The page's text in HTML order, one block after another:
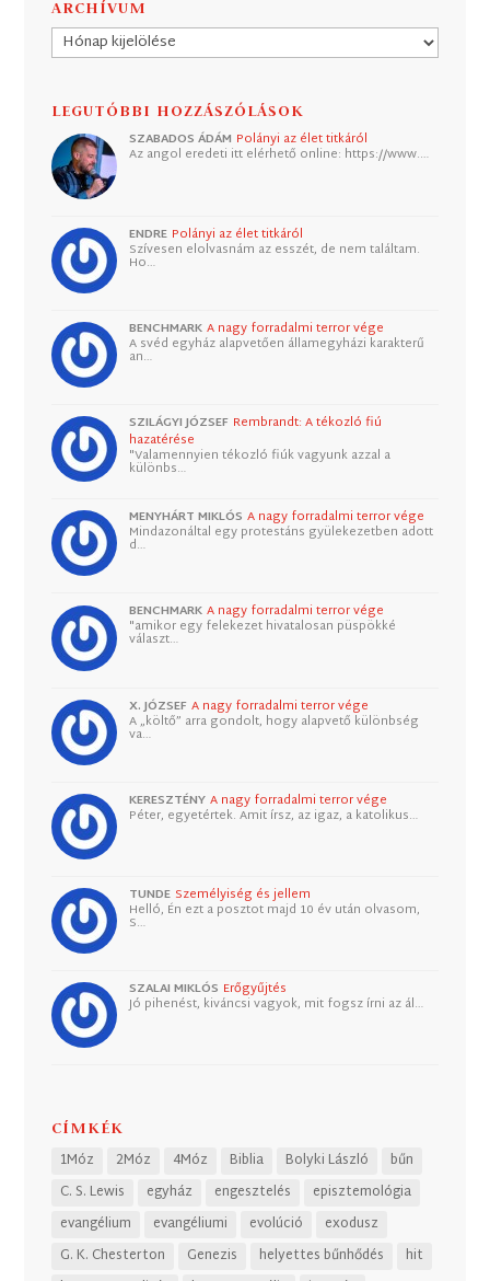
ARCHÍVUM
Archívum
LEGUTÓBBI HOZZÁSZÓLÁSOK
SZABADOS ÁDÁM Polányi az élet titkáról
Az angol eredeti itt elérhető online: https://www.…
ENDRE Polányi az élet titkáról
Szívesen elolvasnám az esszét, de nem találtam.
Ho…
BENCHMARK A nagy forradalmi terror vége
A svéd egyház alapvetően államegyházi karakterű
an…
SZILÁGYI JÓZSEF Rembrandt: A tékozló fiú
hazatérése
"Valamennyien tékozló fiúk vagyunk azzal a
különbs…
MENYHÁRT MIKLÓS A nagy forradalmi terror vége
Mindazonáltal egy protestáns gyülekezetben adott
d…
BENCHMARK A nagy forradalmi terror vége
"amikor egy felekezet hivatalosan püspökké
választ…
X. JÓZSEF A nagy forradalmi terror vége
A „költő” arra gondolt, hogy alapvető különbség
va…
KERESZTÉNY A nagy forradalmi terror vége
Péter, egyetértek. Amit írsz, az igaz, a katolikus…
TUNDE Személyiség és jellem
Helló, Én ezt a posztot majd 10 év után olvasom,
S…
SZALAI MIKLÓS Erőgyűjtés
Jó pihenést, kiváncsi vagyok, mit fogsz írni az ál…
CÍMKÉK
1Móz 2Móz 4Móz Biblia Bolyki László
bűn
C. S. Lewis
egyház engesztelés
episztemológia
evangélium
evangéliumi evolúció
exodusz
G. K. Chesterton
Genezis helyettes bűnhődés
hit